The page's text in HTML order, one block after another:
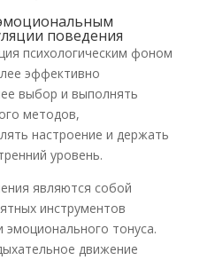
поведения
психологическим фоном
эффективно
выбор и выполнять
методов,
настроение и держать
уровень.
являются собой
инструментов
эмоционального тонуса.
движение